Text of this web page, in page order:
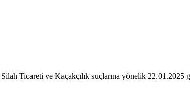
Ticareti ve Kaçakçılık suçlarına yönelik